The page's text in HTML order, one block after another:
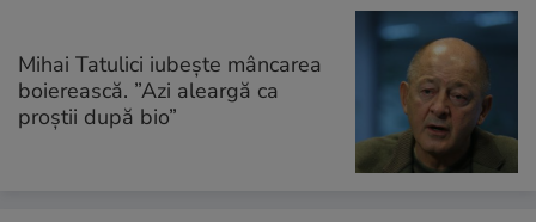
Mihai Tatulici iubește mâncarea
boierească. ”Azi aleargă ca
proștii după bio”